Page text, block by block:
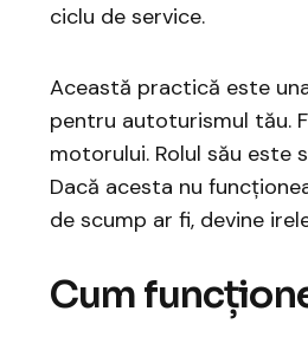
ciclu de service.
Această practică este
pentru autoturismul tău.
motorului. Rolul său este
Dacă acesta nu
de scump ar fi, devine
​Cum